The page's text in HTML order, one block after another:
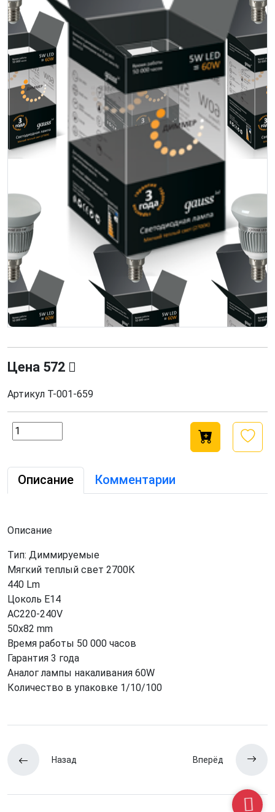
Цена 572
Артикул Т-001-659
Описание Комментарии
Описание
Тип: Диммируемые
Мягкий теплый свет 2700К
440 Lm
Цоколь Е14
AC220-240V
50x82 mm
Время работы 50 000 часов
Гарантия 3 года
Аналог лампы накаливания 60W
Количество в упаковке 1/10/100
Назад Вперёд